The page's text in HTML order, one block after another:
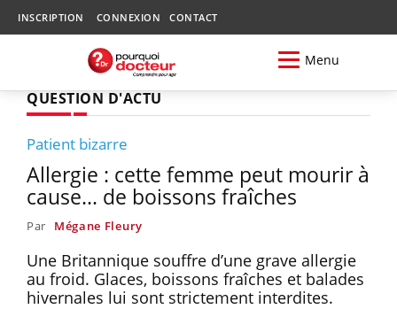
INSCRIPTION CONNEXION CONTACT
Menu
QUESTION D'ACTU
Patient bizarre
Allergie : cette femme peut mourir à
cause... de boissons fraîches
Par Mégane Fleury
Une Britannique souffre d’une grave allergie
au froid. Glaces, boissons fraîches et balades
hivernales lui sont strictement interdites.